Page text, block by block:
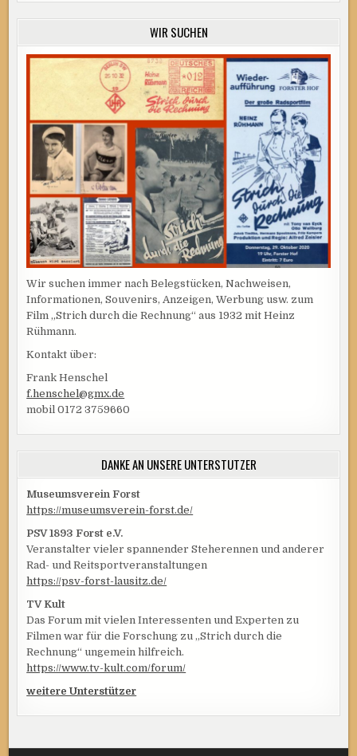
WIR SUCHEN
Wir suchen immer nach Belegstücken, Nachweisen,
Informationen, Souvenirs, Anzeigen, Werbung usw. zum
Film „Strich durch die Rechnung“ aus 1932 mit Heinz
Rühmann.
Kontakt über:
Frank Henschel
f.henschel@gmx.de
mobil 0172 3759660
DANKE AN UNSERE UNTERSTÜTZER
Museumsverein Forst
https://museumsverein-forst.de/
PSV 1893 Forst e.V.
Veranstalter vieler spannender Steherennen und anderer
Rad- und Reitsportveranstaltungen
https://psv-forst-lausitz.de/
TV Kult
Das Forum mit vielen Interessenten und Experten zu
Filmen war für die Forschung zu „Strich durch die
Rechnung“ ungemein hilfreich.
https://www.tv-kult.com/forum/
weitere Unterstützer